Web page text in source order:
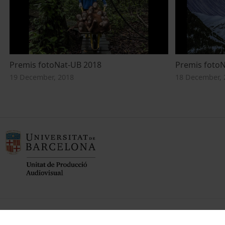
Premis fotoNat-UB 2018
19 December, 2018
Premis
18 December,